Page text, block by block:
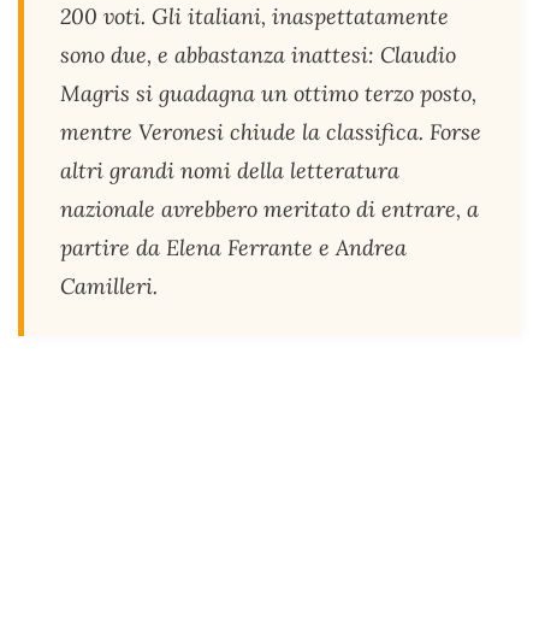
200 voti. Gli italiani, inaspettatamente
sono due, e abbastanza inattesi: Claudio
Magris si guadagna un ottimo terzo posto,
mentre Veronesi chiude la classifica. Forse
altri grandi nomi della letteratura
nazionale avrebbero meritato di entrare, a
partire da Elena Ferrante e Andrea
Camilleri.